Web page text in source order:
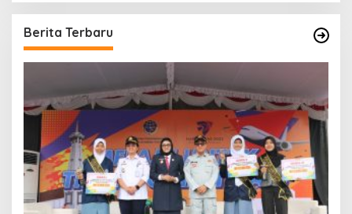
Berita Terbaru